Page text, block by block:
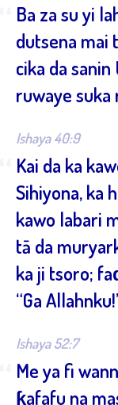
Ba za su yi
dutsena mai
cika da
ruwaye
Ishaya 40:9
Kai da ka
Sihiyona, ka
kawo labari
tā da
ka ji tsoro;
“Ga
Ishaya 52:7
Me ya fi
ƙafafu na